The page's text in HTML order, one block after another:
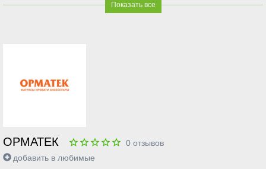
Показать все
ОРМАТЕК 0 отзывов
добавить в любимые